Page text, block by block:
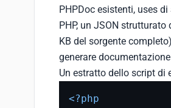
PHPDoc esistenti, uses
PHP, un JSON
KB del sorgente
generare
Un estratto dello script di
<?php